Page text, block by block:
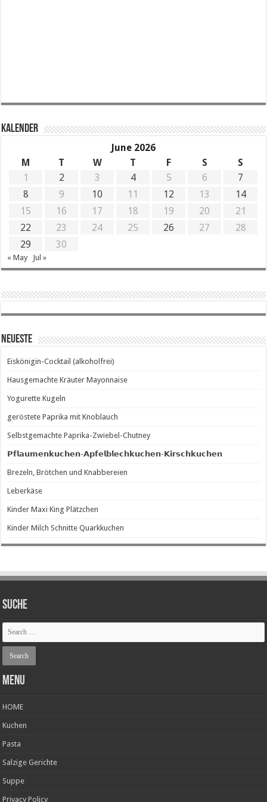
KALENDER
June 2026
M
T W T F S
S
1
2 3 4 5 6
7
8
9 10 11 12 13
14
15
16 17 18 19 20
21
22
23 24 25 26 27
28
29
30
« May Jul »
Neueste
Eiskönigin-Cocktail (alkoholfrei)
Hausgemachte Kräuter Mayonnaise
Yogurette Kugeln
geröstete Paprika mit Knoblauch
Selbstgemachte Paprika-Zwiebel-Chutney
𝗣𝗳𝗹𝗮𝘂𝗺𝗲𝗻𝗸𝘂𝗰𝗵𝗲𝗻-𝗔𝗽𝗳𝗲𝗹𝗯𝗹𝗲𝗰𝗵𝗸𝘂𝗰𝗵𝗲𝗻-𝗞𝗶𝗿𝘀𝗰𝗵𝗸𝘂𝗰𝗵𝗲𝗻
Brezeln, Brötchen und Knabbereien
Leberkäse
Kinder Maxi King Plätzchen
Kinder Milch Schnitte Quarkkuchen
SUCHE
Menu
HOME
Kuchen
Pasta
Salzige Gerichte
Suppe
Privacy Policy